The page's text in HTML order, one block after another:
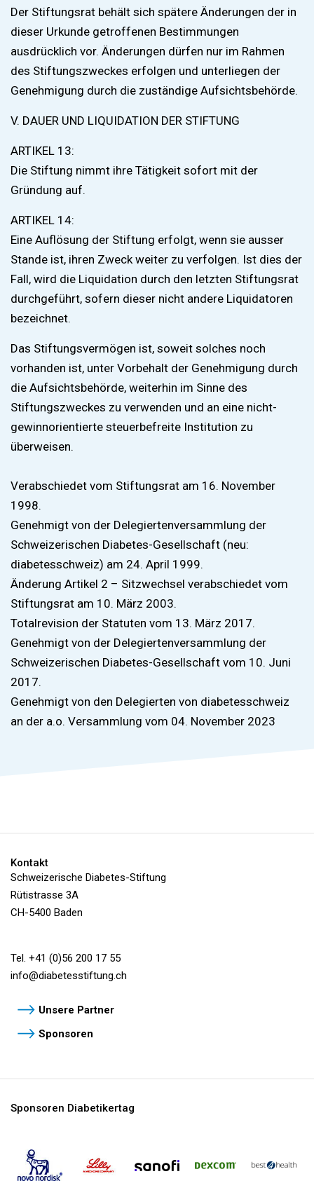
Der Stiftungsrat behält sich spätere Änderungen der in
dieser Urkunde getroffenen Bestimmungen
ausdrücklich vor. Änderungen dürfen nur im Rahmen
des Stiftungszweckes erfolgen und unterliegen der
Genehmigung durch die zuständige Aufsichtsbehörde.
V. DAUER UND LIQUIDATION DER STIFTUNG
ARTIKEL 13:
Die Stiftung nimmt ihre Tätigkeit sofort mit der
Gründung auf.
ARTIKEL 14:
Eine Auflösung der Stiftung erfolgt, wenn sie ausser
Stande ist, ihren Zweck weiter zu verfolgen. Ist dies der
Fall, wird die Liquidation durch den letzten Stiftungsrat
durchgeführt, sofern dieser nicht andere Liquidatoren
bezeichnet.
Das Stiftungsvermögen ist, soweit solches noch
vorhanden ist, unter Vorbehalt der Genehmigung durch
die Aufsichtsbehörde, weiterhin im Sinne des
Stiftungszweckes zu verwenden und an eine nicht-
gewinnorientierte steuerbefreite Institution zu
überweisen.
Verabschiedet vom Stiftungsrat am 16. November
1998.
Genehmigt von der Delegiertenversammlung der
Schweizerischen Diabetes-Gesellschaft (neu:
diabetesschweiz) am 24. April 1999.
Änderung Artikel 2 – Sitzwechsel verabschiedet vom
Stiftungsrat am 10. März 2003.
Totalrevision der Statuten vom 13. März 2017.
Genehmigt von der Delegiertenversammlung der
Schweizerischen Diabetes-Gesellschaft vom 10. Juni
2017.
Genehmigt von den Delegierten von diabetesschweiz
an der a.o. Versammlung vom 04. November 2023
Kontakt
Schweizerische Diabetes-Stiftung
Rütistrasse 3A
CH-5400 Baden
Tel. +41 (0)56 200 17 55
info@diabetesstiftung.ch
Unsere Partner
Sponsoren
Sponsoren Diabetikertag